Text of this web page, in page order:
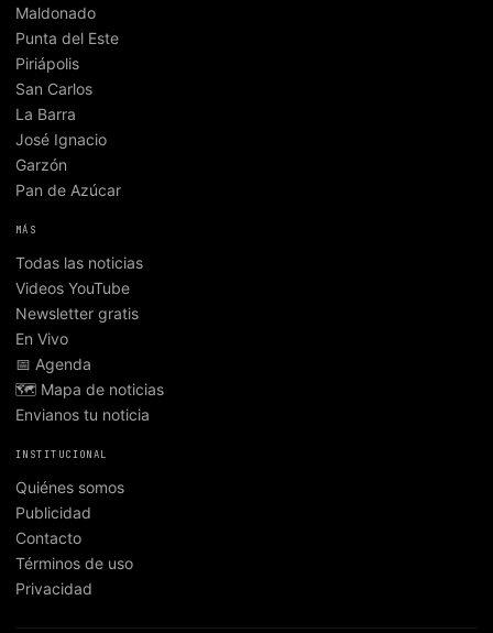
Maldonado
Punta del Este
Piriápolis
San Carlos
La Barra
José Ignacio
Garzón
Pan de Azúcar
MÁS
Todas las noticias
Videos YouTube
Newsletter gratis
En Vivo
📅 Agenda
🗺️ Mapa de noticias
Envianos tu noticia
INSTITUCIONAL
Quiénes somos
Publicidad
Contacto
Términos de uso
Privacidad